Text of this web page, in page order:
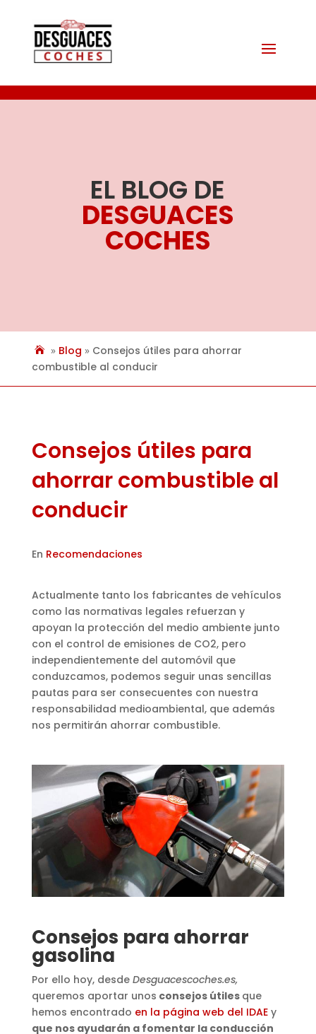
EL BLOG DE
DESGUACES
COCHES
» Blog » Consejos útiles para ahorrar
combustible al conducir
Consejos útiles para
ahorrar combustible al
conducir
En Recomendaciones
Actualmente tanto los fabricantes de vehículos
como las normativas legales refuerzan y
apoyan la protección del medio ambiente junto
con el control de emisiones de CO2, pero
independientemente del automóvil que
conduzcamos, podemos seguir unas sencillas
pautas para ser consecuentes con nuestra
responsabilidad medioambiental, que además
nos permitirán ahorrar combustible.
Consejos para ahorrar
gasolina
Por ello hoy, desde Desguacescoches.es,
queremos aportar unos consejos útiles que
hemos encontrado en la página web del IDAEy
que nos ayudarán a fomentar la conducción